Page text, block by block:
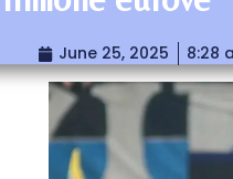
June 25, 2025 8:28